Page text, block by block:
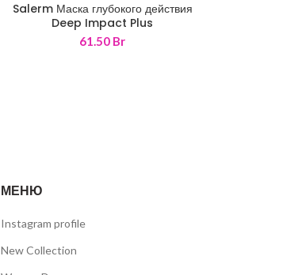
Salerm Маска глубокого действия
Deep Impact Plus
61.50 Br
МЕНЮ
Instagram profile
New Collection